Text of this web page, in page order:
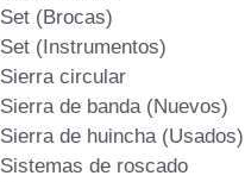
Set (Brocas)
Set (Instrumentos)
Sierra circular
Sierra de banda (Nuevos)
Sierra de huincha (Usados)
Sistemas de roscado